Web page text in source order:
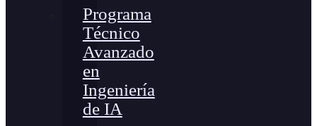
Programa
Técnico
Avanzado
en
Ingeniería
de IA